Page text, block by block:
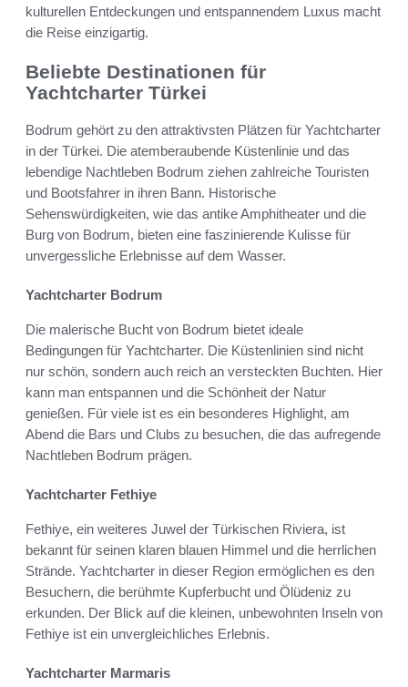
kulturellen Entdeckungen und entspannendem Luxus macht
die Reise einzigartig.
Beliebte Destinationen für
Yachtcharter Türkei
Bodrum gehört zu den attraktivsten Plätzen für Yachtcharter
in der Türkei. Die atemberaubende Küstenlinie und das
lebendige Nachtleben Bodrum ziehen zahlreiche Touristen
und Bootsfahrer in ihren Bann. Historische
Sehenswürdigkeiten, wie das antike Amphitheater und die
Burg von Bodrum, bieten eine faszinierende Kulisse für
unvergessliche Erlebnisse auf dem Wasser.
Yachtcharter Bodrum
Die malerische Bucht von Bodrum bietet ideale
Bedingungen für Yachtcharter. Die Küstenlinien sind nicht
nur schön, sondern auch reich an versteckten Buchten. Hier
kann man entspannen und die Schönheit der Natur
genießen. Für viele ist es ein besonderes Highlight, am
Abend die Bars und Clubs zu besuchen, die das aufregende
Nachtleben Bodrum prägen.
Yachtcharter Fethiye
Fethiye, ein weiteres Juwel der Türkischen Riviera, ist
bekannt für seinen klaren blauen Himmel und die herrlichen
Strände. Yachtcharter in dieser Region ermöglichen es den
Besuchern, die berühmte Kupferbucht und Ölüdeniz zu
erkunden. Der Blick auf die kleinen, unbewohnten Inseln von
Fethiye ist ein unvergleichliches Erlebnis.
Yachtcharter Marmaris